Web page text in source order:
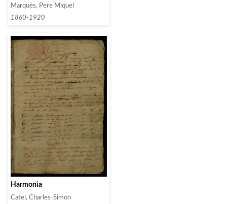
Marquès, Pere Miquel
1860-1920
Harmonia
Catel, Charles-Simon